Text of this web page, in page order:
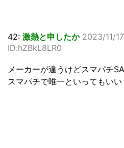
42: 激熱と申したか 2023/11/
ID:hZBkL8LR0
メーカーが違うけどスマパチ
スマパチで唯一といってもいい